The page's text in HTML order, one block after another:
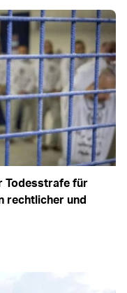
Todesstrafe für
rechtlicher und